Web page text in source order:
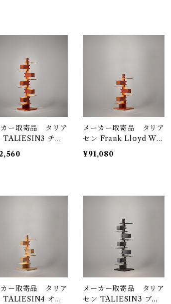
カー取寄品 タリア
TALIESIN3 チェ
型番322S2311 / Fr
Lloyd Wright / y
メーカー取寄品 タリア
セン Frank Lloyd Wri
ght / TALIESIN4 チェ
リー 322S7316 / yama
¥91,080
カー取寄品 タリア
TALIESIN4 オー
メーカー取寄品 タリア
セン TALIESIN3 ブラ